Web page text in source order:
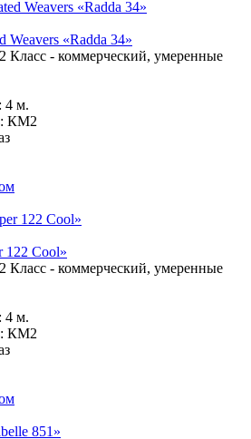
Weavers «Radda 34»
Класс - коммерческий, умеренные
4 м.
КМ2
122 Cool»
Класс - коммерческий, умеренные
4 м.
КМ2